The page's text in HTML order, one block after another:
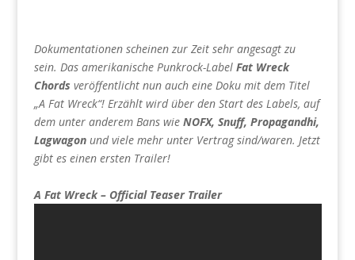
Dokumentationen scheinen zur Zeit sehr angesagt zu
sein. Das amerikanische Punkrock-Label Fat Wreck
Chords veröffentlicht nun auch eine Doku mit dem Titel
„A Fat Wreck“! Erzählt wird über den Start des Labels, auf
dem unter anderem Bans wie NOFX, Snuff, Propagandhi,
Lagwagonund viele mehr unter Vertrag sind/waren. Jetzt
gibt es einen ersten Trailer!
A Fat Wreck – Official Teaser Trailer